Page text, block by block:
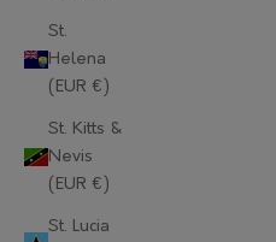
St.
Helena
(EUR €)
St. Kitts &
Nevis
(EUR €)
St. Lucia
Morocco (EUR €)
Mozambique (EUR €)
Myanmar (Burma) (EUR €)
Namibia (EUR €)